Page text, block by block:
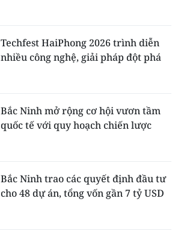
Techfest HaiPhong 2026 trình diễn
nhiều công nghệ, giải pháp đột phá
Bắc Ninh mở rộng cơ hội vươn tầm
quốc tế với quy hoạch chiến lược
Bắc Ninh trao các quyết định đầu tư
cho 48 dự án, tổng vốn gần 7 tỷ USD